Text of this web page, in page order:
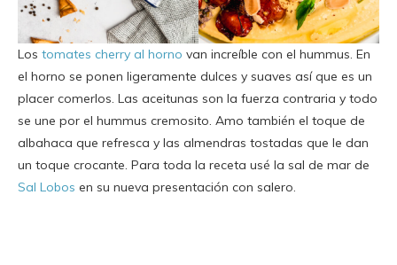
Los tomates cherry al horno van increíble con el hummus. En
el horno se ponen ligeramente dulces y suaves así que es un
placer comerlos. Las aceitunas son la fuerza contraria y todo
se une por el hummus cremosito. Amo también el toque de
albahaca que refresca y las almendras tostadas que le dan
un toque crocante. Para toda la receta usé la sal de mar de
Sal Lobos en su nueva presentación con salero.